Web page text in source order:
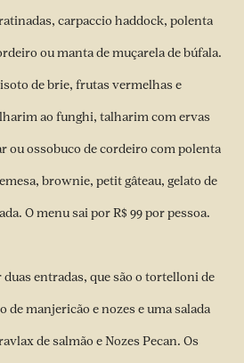
carpaccio haddock, polenta
ou manta de muçarela de búfala.
de brie, frutas vermelhas e
ao funghi, talharim com ervas
ou ossobuco de cordeiro com polenta
brownie, petit gâteau, gelato de
O menu sai por R$ 99 por pessoa.
entradas, que são o tortelloni de
de manjericão e nozes e uma salada
de salmão e Nozes Pecan. Os